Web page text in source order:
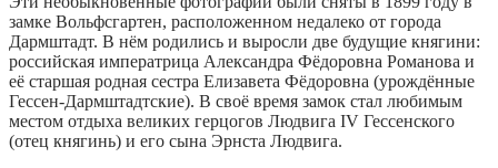
замке Вольфсгартен, расположенном недалеко от города
Дармштадт. В нём родились и выросли две будущие княгини:
российская императрица Александра Фёдоровна Романова и
её старшая родная сестра Елизавета Фёдоровна (урождённые
Гессен-Дармштадтские). В своё время замок стал любимым
местом отдыха великих герцогов Людвига IV Гессенского
(отец княгинь) и его сына Эрнста Людвига.